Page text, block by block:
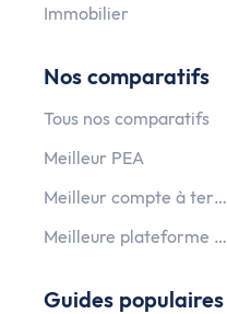
Immobilier
Nos comparatifs
Tous nos comparatifs
Meilleur PEA
Meilleur compte à terme
Meilleure plateforme crypto monnaie
Guides populaires